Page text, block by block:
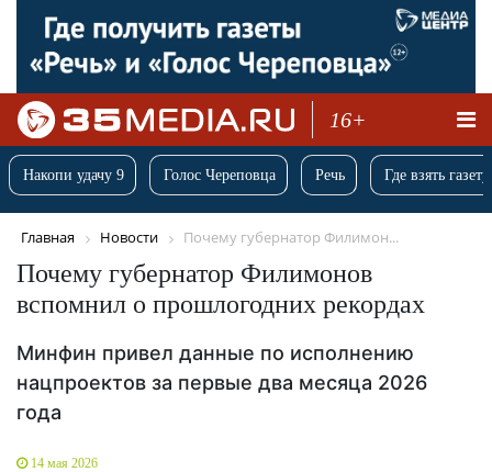
16+
Накопи удачу 9 Голос Череповца Речь Где взять
Главная Новости Почему губернатор Филимон...
Почему губернатор Филимонов
вспомнил о прошлогодних рекордах
Минфин привел данные по исполнению
нацпроектов за первые два месяца 2026
года
14 мая 2026